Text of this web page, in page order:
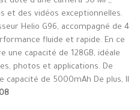
et des vidéos exceptionnelles.
Helio G96, accompagné de 4
fluide et rapide. En ce
une capacité de 128GB, idéale
photos et applications. De
capacité de 5000mAh De plus, Il